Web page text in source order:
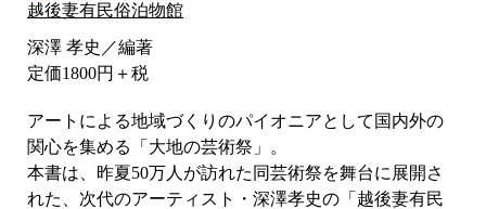
越後妻有民俗泊物館
深澤 孝史／編著
定価1800円＋税
アートによる地域づくりのパイオニアとして国内外の
関心を集める「大地の芸術祭」。
本書は、昨夏50万人が訪れた同芸術祭を舞台に展開さ
れた、次代のアーティスト・深澤孝史の「越後妻有民